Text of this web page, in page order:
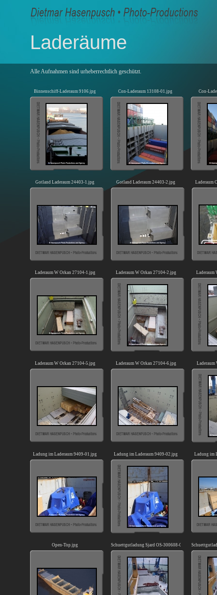
Laderäume
Alle Aufnahmen sind urheberrechtlich geschützt.
Binnenschiff-Laderaum 9106.jpg Con-Laderaum 13108-01.jpg Con-
Gotland Laderaum 24403-1.jpg Gotland Laderaum 24403-2.jpg Laderaum
Laderaum W Orkan 27104-1.jpg Laderaum W Orkan 27104-2.jpg Laderaum
Laderaum W Orkan 27104-5.jpg Laderaum W Orkan 27104-6.jpg Laderaum
Ladung im Laderaum 9409-01.jpg Ladung im Laderaum 9409-02.jpg Ladung im
Open-Top.jpg Schuettgutladung Sjard OS-300608-01.jpg